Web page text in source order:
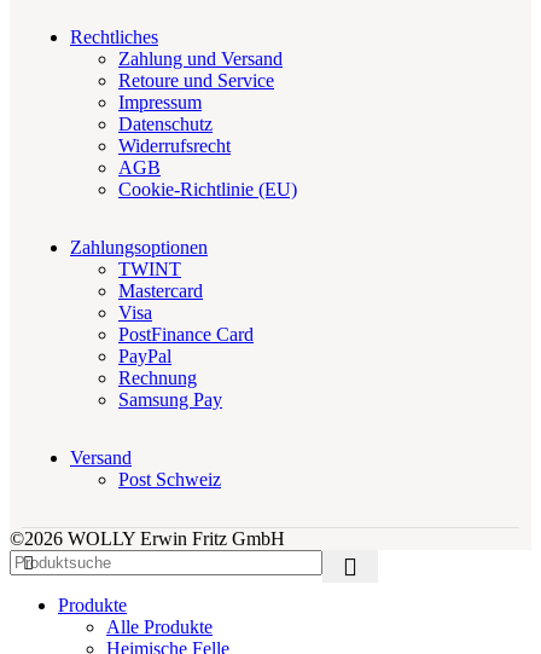
Rechtliches
Zahlung und Versand
Retoure und Service
Impressum
Datenschutz
Widerrufsrecht
AGB
Cookie-Richtlinie (EU)
Zahlungsoptionen
TWINT
Mastercard
Visa
PostFinance Card
PayPal
Rechnung
Samsung Pay
Versand
Post Schweiz
©2026 WOLLY Erwin Fritz GmbH
Produkte
Alle Produkte
Heimische Felle